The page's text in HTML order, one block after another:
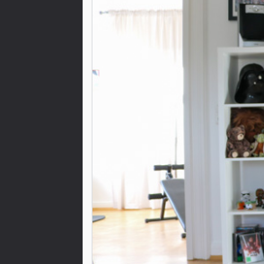
Kultur
Wirtschaft
Lauterbach
Romrod
Homberg